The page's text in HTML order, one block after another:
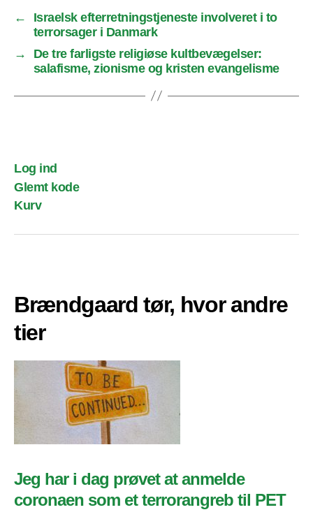
←
Israelsk efterretningstjeneste involveret i to
terrorsager i Danmark
→
De tre farligste religiøse kultbevægelser:
salafisme, zionisme og kristen evangelisme
Log ind
Glemt kode
Kurv
Brændgaard tør, hvor andre
tier
Jeg har i dag prøvet at anmelde
coronaen som et terrorangreb til PET